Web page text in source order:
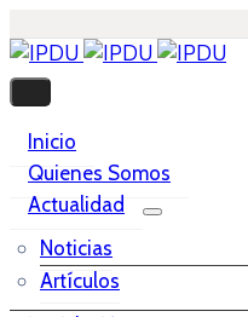
Inicio
Quienes Somos
Actualidad
Noticias
Artículos